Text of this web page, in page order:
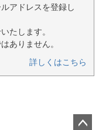
アドレスを登録し
たします。
ありません。
詳しくはこちら